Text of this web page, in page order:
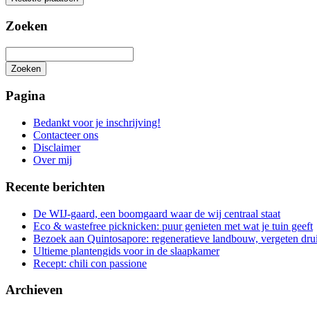
Zoeken
Zoeken
zoeken
Pagina
Bedankt voor je inschrijving!
Contacteer ons
Disclaimer
Over mij
Recente berichten
De WIJ-gaard, een boomgaard waar de wij centraal staat
Eco & wastefree picknicken: puur genieten met wat je tuin geeft
Bezoek aan Quintosapore: regeneratieve landbouw, vergeten
Ultieme plantengids voor in de slaapkamer
Recept: chili con passione
Archieven